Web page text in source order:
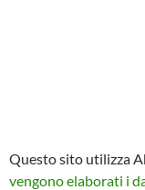
Questo sito utilizza
vengono elaborati i